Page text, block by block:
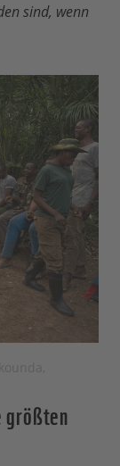
sind, wenn
größten